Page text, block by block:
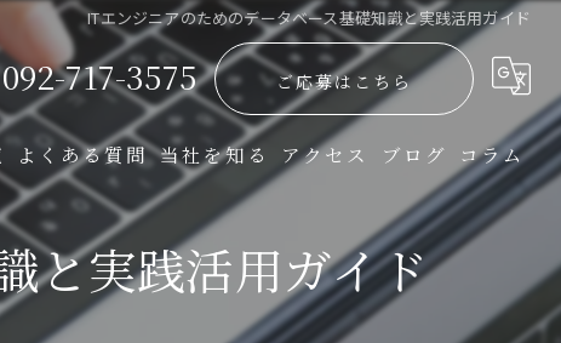
ITエンジニアのためのデータベース基礎知識と実践活用ガイド
092-717-3575 ご応募はこちら
よくある質問 当社を知る
開発
インフラ
アクセス ブログ コラム
と実践活用ガイド